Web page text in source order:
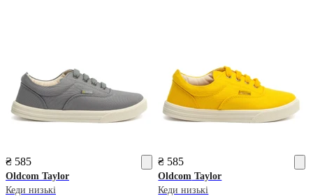
₴ 585
Oldcom Taylor
Кеди низькі
₴ 585
Oldcom Taylor
Кеди низькі